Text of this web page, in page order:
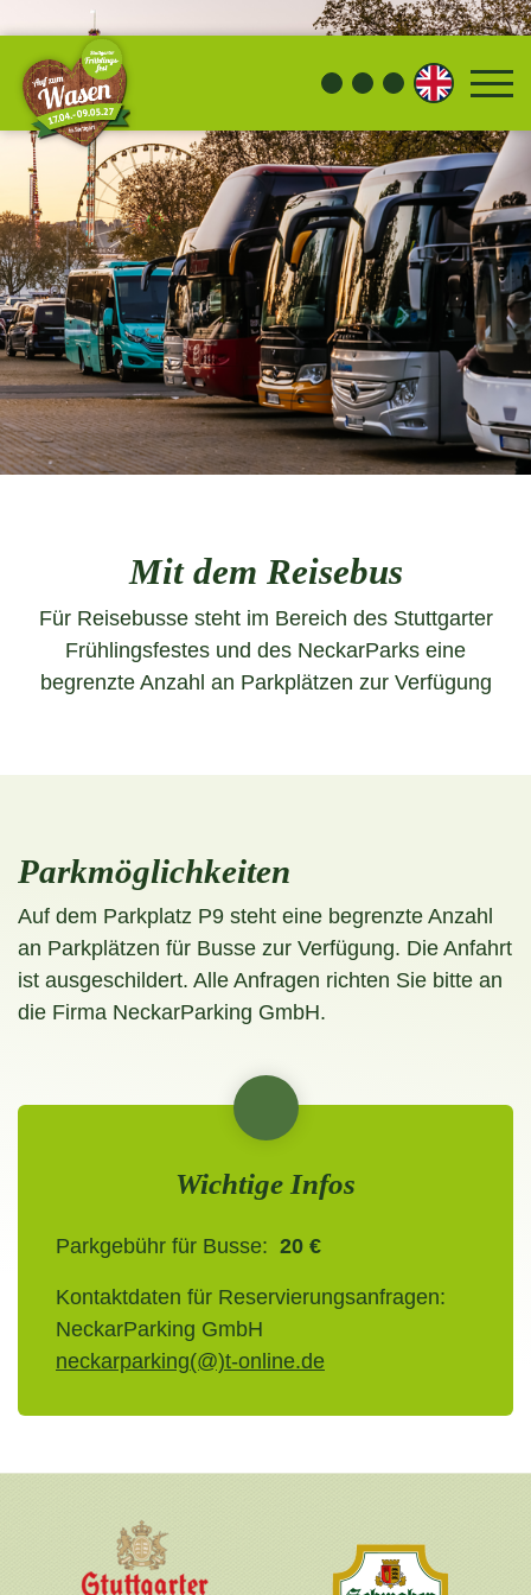
Mit dem Reisebus
Für Reisebusse steht im Bereich des Stuttgarter
Frühlingsfestes und des NeckarParks eine
begrenzte Anzahl an Parkplätzen zur Verfügung
Wichtige Infos
Parkgebühr für Busse: 20 €
Kontaktdaten für Reservierungsanfragen:
NeckarParking GmbH
neckarparking(@)t-online.de
Parkmöglichkeiten
Auf dem Parkplatz P9 steht eine begrenzte Anzahl
an Parkplätzen für Busse zur Verfügung. Die Anfahrt
ist ausgeschildert. Alle Anfragen richten Sie bitte an
die Firma NeckarParking GmbH.